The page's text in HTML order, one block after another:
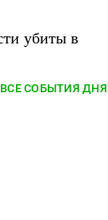
убиты в
ВСЕ СОБЫТИЯ ДНЯ